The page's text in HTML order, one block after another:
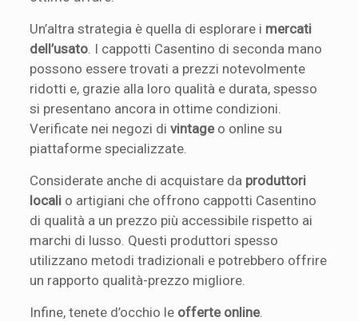
Un’altra strategia è quella di esplorare i mercati
dell’usato. I cappotti Casentino di seconda mano
possono essere trovati a prezzi notevolmente
ridotti e, grazie alla loro qualità e durata, spesso
si presentano ancora in ottime condizioni.
Verificate nei negozi divintageo online su
piattaforme specializzate.
Considerate anche di acquistare da produttori
locali o artigiani che offrono cappotti Casentino
di qualità a un prezzo più accessibile rispetto ai
marchi di lusso. Questi produttori spesso
utilizzano metodi tradizionali e potrebbero offrire
un rapporto qualità-prezzo migliore.
Infine, tenete d’occhio le offerte online.